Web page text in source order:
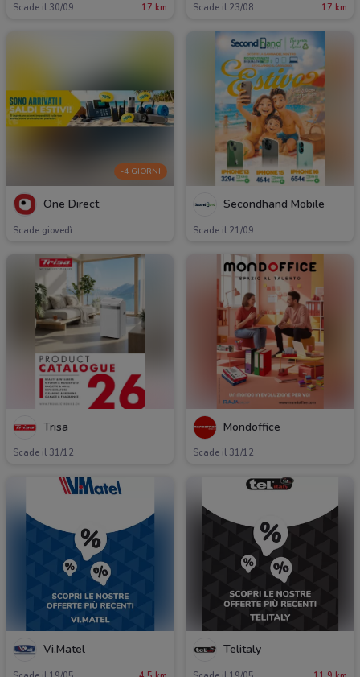
Scade il 30/09 17 km Scade il 23/08 17 km
-4 GIORNI
One Direct
Scade giovedì
Secondhand Mobile
Scade il 21/09
Trisa
Scade il 31/12
Mondoffice
Scade il 31/12
Vi.Matel Telitaly